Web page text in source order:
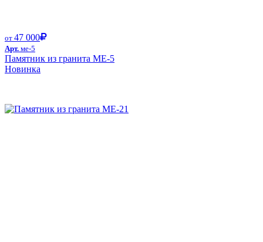
от 47 000
Арт. ме-5
Памятник из гранита ME-5
Новинка